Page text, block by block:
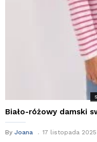
Biało-różowy damski
By Joana 17 listopada 2025